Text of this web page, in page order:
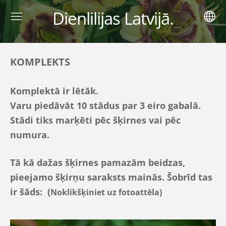
Dienlilijas Latvijā.
KOMPLEKTS
Komplektā ir lētāk.
Varu piedāvāt 10 stādus par 3 eiro gabalā.
Stādi tiks marķēti pēc šķirnes vai pēc
numura.
Tā kā dažas šķirnes pamazām beidzas,
pieejamo šķirņu saraksts mainās. Šobrīd tas
ir šāds: (Noklikšķiniet uz fotoattēla)